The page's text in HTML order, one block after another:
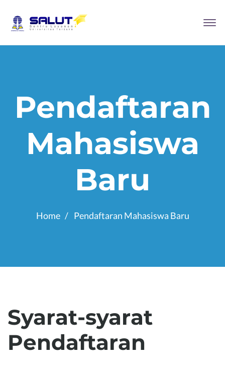
Pendaftaran
Mahasiswa
Baru
Home Pendaftaran Mahasiswa Baru
Syarat-syarat
Pendaftaran